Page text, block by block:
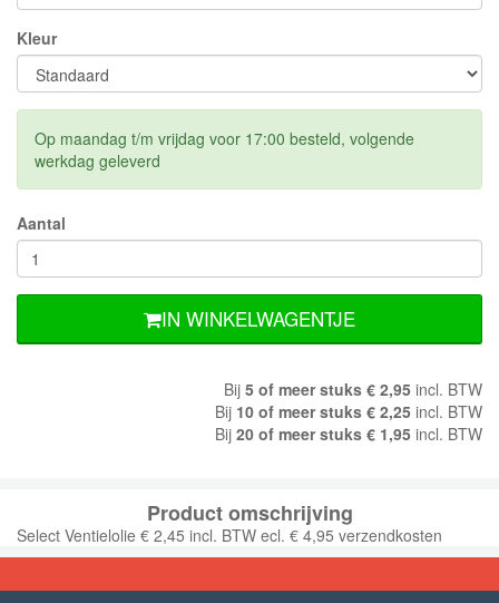
Kleur
Op maandag t/m vrijdag voor 17:00 besteld, volgende
werkdag geleverd
Aantal
IN WINKELWAGENTJE
Bij 5 of meer stuks € 2,95 incl. BTW
Bij 10 of meer stuks € 2,25 incl. BTW
Bij 20 of meer stuks € 1,95 incl. BTW
Product omschrijving
Select Ventielolie € 2,45 incl. BTW ecl. € 4,95 verzendkosten